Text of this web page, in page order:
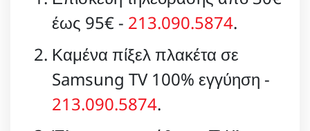
έως 95€ - 213.090.5874.
Καμένα πίξελ πλακέτα σε
Samsung TV 100% εγγύηση -
213.090.5874.